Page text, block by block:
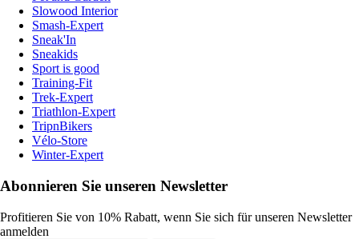
Slowood Interior
Smash-Expert
Sneak'In
Sneakids
Sport is good
Training-Fit
Trek-Expert
Triathlon-Expert
TripnBikers
Vélo-Store
Winter-Expert
Abonnieren Sie unseren Newsletter
Profitieren Sie von 10% Rabatt, wenn Sie sich für unseren Newsletter
anmelden